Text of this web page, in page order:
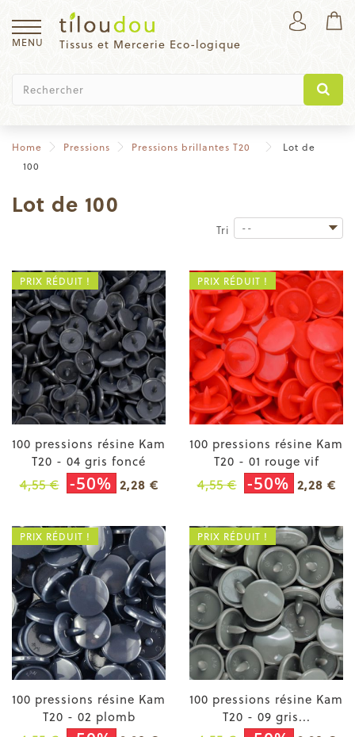
Tissus et Mercerie Eco-logique
MENU
Home Pressions Pressions brillantes T20
Lot de
100
Lot de 100
Tri --
100 pressions résine Kam
T20 - 04 gris foncé
4,55 € -50% 2,28 €
PRIX RÉDUIT !
100 pressions résine Kam
T20 - 01 rouge vif
4,55 € -50% 2,28 €
PRIX RÉDUIT !
100 pressions résine Kam
T20 - 02 plomb
PRIX RÉDUIT !
100 pressions résine Kam
T20 - 09 gris...
PRIX RÉDUIT !